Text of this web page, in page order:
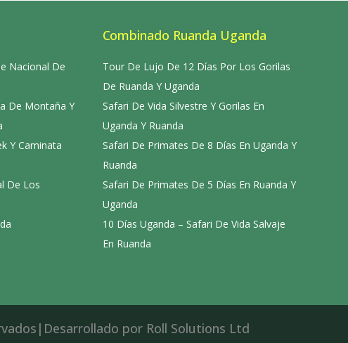
Nacional De
De Montaña Y
Y Caminata
De Los
Combinado Ruanda Uganda
Tour De Lujo De 12 Días Por Los Gorilas
De Ruanda Y Uganda
Safari De Vida Silvestre Y Gorilas En
Uganda Y Ruanda
Safari De Primates De 8 Días En Uganda Y
Ruanda
Safari De Primates De 5 Días En Ruanda Y
Uganda
10 Días Uganda – Safari De Vida Salvaje
En Ruanda
por Roll Solutions Ltd